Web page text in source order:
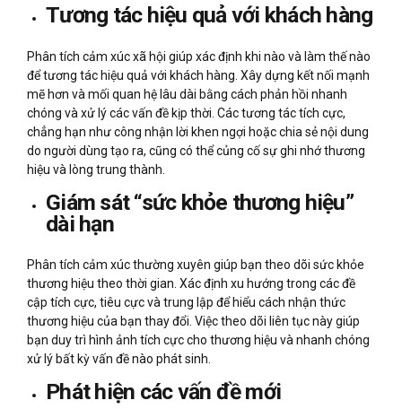
Tương tác hiệu quả với khách hàng
Phân tích cảm xúc xã hội giúp xác định khi nào và làm thế nào
để tương tác hiệu quả với khách hàng. Xây dựng kết nối mạnh
mẽ hơn và mối quan hệ lâu dài bằng cách phản hồi nhanh
chóng và xử lý các vấn đề kịp thời. Các tương tác tích cực,
chẳng hạn như công nhận lời khen ngợi hoặc chia sẻ nội dung
do người dùng tạo ra, cũng có thể củng cố sự ghi nhớ thương
hiệu và lòng trung thành.
Giám sát “sức khỏe thương hiệu”
dài hạn
Phân tích cảm xúc thường xuyên giúp bạn theo dõi sức khỏe
thương hiệu theo thời gian. Xác định xu hướng trong các đề
cập tích cực, tiêu cực và trung lập để hiểu cách nhận thức
thương hiệu của bạn thay đổi. Việc theo dõi liên tục này giúp
bạn duy trì hình ảnh tích cực cho thương hiệu và nhanh chóng
xử lý bất kỳ vấn đề nào phát sinh.
Phát hiện các vấn đề mới